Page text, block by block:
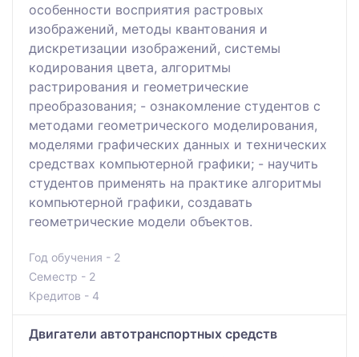
особенности восприятия растровых
изображений, методы квантования и
дискретизации изображений, системы
кодирования цвета, алгоритмы
растрирования и геометрические
преобразования; - ознакомление студентов с
методами геометрического моделирования,
моделями графических данных и технических
средствах компьютерной графики; - научить
студентов применять на практике алгоритмы
компьютерной графики, создавать
геометрические модели объектов.
Год обучения - 2
Семестр - 2
Кредитов - 4
Двигатели автотранспортных средств